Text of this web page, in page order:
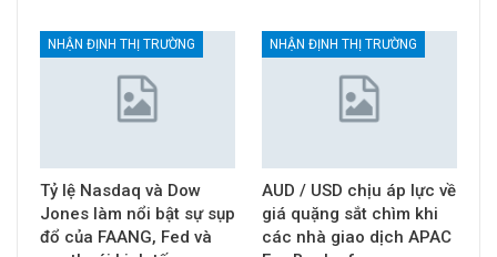
NHẬN ĐỊNH THỊ TRƯỜNG
Tỷ lệ Nasdaq và Dow
Jones làm nổi bật sự sụp
đổ của FAANG, Fed và
NHẬN ĐỊNH THỊ TRƯỜNG
AUD / USD chịu áp lực về
giá quặng sắt chìm khi
các nhà giao dịch APAC